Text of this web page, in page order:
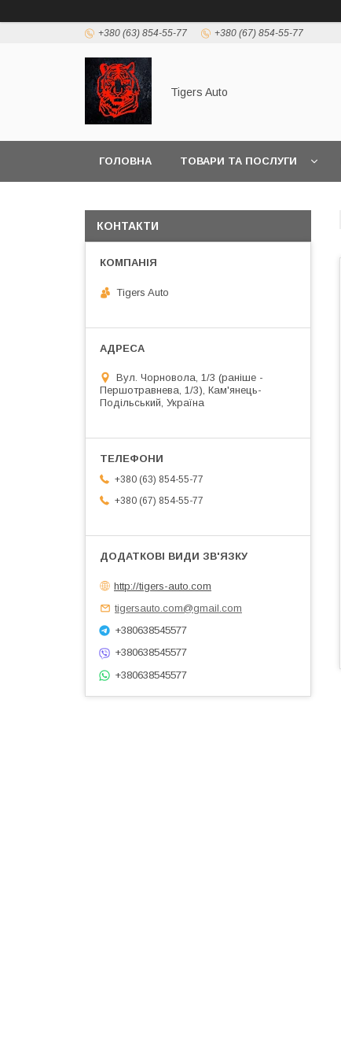
+380 (63) 854-55-77 +380 (67) 854-55-77
Tigers Auto
ГОЛОВНА ТОВАРИ ТА ПОСЛУГИ
КОНТАКТИ
Tigers Auto
Вул. Чорновола, 1/3 (раніше -
Першотравнева, 1/3), Кам'янець-
Подільський, Україна
+380 (63) 854-55-77
+380 (67) 854-55-77
http://tigers-auto.com
tigersauto.com@gmail.com
+380638545577
+380638545577
+380638545577